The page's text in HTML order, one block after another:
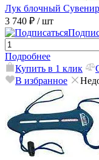
Лук блочный
3 740 ₽ / шт
Подробнее
Купить в 1 клик
В избранное